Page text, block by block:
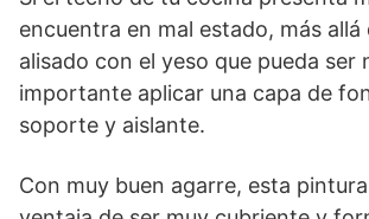
encuentra en mal estado, más allá
alisado con el yeso que pueda ser
importante aplicar una capa de
soporte y aislante.
Con muy buen agarre, esta